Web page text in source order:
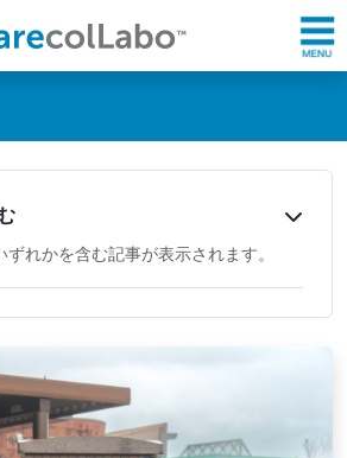
れかを含む記事が表示されます。